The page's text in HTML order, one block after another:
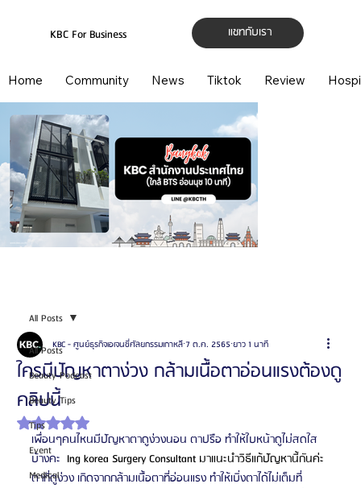
แชทกับเรา
KBC For Business
Home Community News Tiktok Review
All Posts
Beauty Podcast
Beauty Tips
Tips
Event
Medical
All Posts
ใครมีปัญหาตาง่วง กล้ามเนื้อตาอ่อนแรงต้องดู
คลิปนี้
KBC - ศูนย์ธุรกิจเอเจนซี่ศัลยกรรมเกาหลี 7 ต.ค. 2565 ยาว 1 นาที
ได้รับ NaN เต็ม 5 ดาว
เพื่อนๆคนไหนมีปัญหาตาดูง่วงนอน ตาปรือ ทำให้ใบหน้าดูไม่สดใส
บ้างคะ Ing korea Surgery Consultant มาแนะนำวิธีแก้ปัญหานี้กันค่ะ
ตาที่ดูง่วง เกิดจากกล้ามเนื้อตาที่อ่อนแรง ทำให้เบิ่งตาได้ไม่เต็มที่